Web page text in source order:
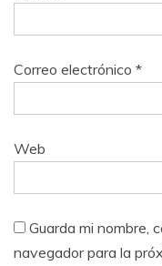
Correo electrónico *
Web
Guarda mi nombre,
navegador para la